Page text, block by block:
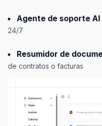
Agente de soporte AI
24/7
Resumidor de
de contratos o facturas